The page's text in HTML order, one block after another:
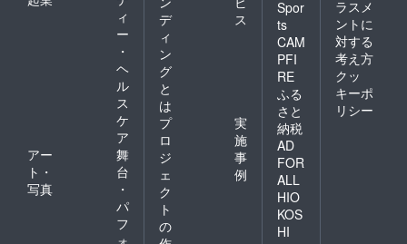
ィ
ー
・
ヘ
ル
ス
ケ
ア
アー
ト・
写真
舞
台
・
パ
フ
ォ
デ
ィ
ン
グ
と
は
ス
プ
ロ
ジ
ェ
ク
ト
の
実
施
事
例
Spor
ts
CAM
PFI
RE
ふる
さと
納税
AD
FOR
ALL
HIO
KOS
HI
ラスメ
ントに
対する
考え方
クッ
キーポ
リシー